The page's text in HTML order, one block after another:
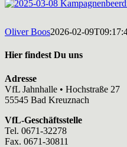
Oliver Boos2026-02-
Hier findest Du uns
Adresse
VfL Jahnhalle • Hochstraße 27
55545 Bad Kreuznach
VfL-Geschäftsstelle
Tel. 0671-32278
Fax. 0671-30811